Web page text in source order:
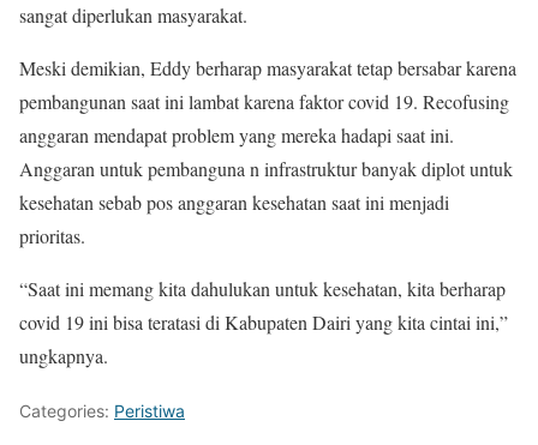
sangat diperlukan masyarakat.
Meski demikian, Eddy berharap masyarakat tetap bersabar karena
pembangunan saat ini lambat karena faktor covid 19. Recofusing
anggaran mendapat problem yang mereka hadapi saat ini.
Anggaran untuk pembanguna n infrastruktur banyak diplot untuk
kesehatan sebab pos anggaran kesehatan saat ini menjadi
prioritas.
“Saat ini memang kita dahulukan untuk kesehatan, kita berharap
covid 19 ini bisa teratasi di Kabupaten Dairi yang kita cintai ini,”
ungkapnya.
Categories: Peristiwa